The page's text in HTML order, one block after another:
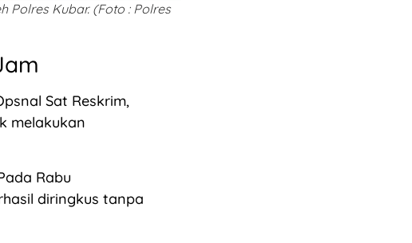
Polres Kubar. (Foto : Polres
Sat Reskrim,
melakukan
Rabu
diringkus tanpa